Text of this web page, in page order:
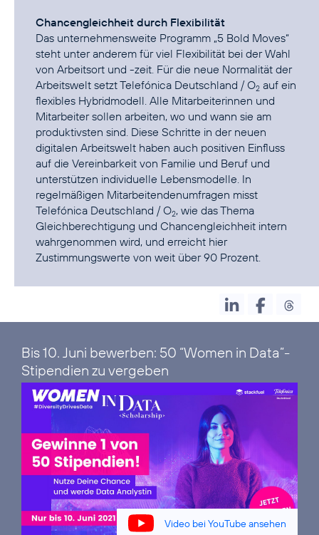
Chancengleichheit durch Flexibilität
Das unternehmensweite Programm „5 Bold Moves“
steht unter anderem für viel Flexibilität bei der Wahl
von Arbeitsort und -zeit. Für die neue Normalität der
Arbeitswelt setzt Telefónica Deutschland / O2 auf ein
flexibles Hybridmodell. Alle Mitarbeiterinnen und
Mitarbeiter sollen arbeiten, wo und wann sie am
produktivsten sind. Diese Schritte in der neuen
digitalen Arbeitswelt haben auch positiven Einfluss
auf die Vereinbarkeit von Familie und Beruf und
unterstützen individuelle Lebensmodelle. In
regelmäßigen Mitarbeitendenumfragen misst
Telefónica Deutschland / O2, wie das Thema
Gleichberechtigung und Chancengleichheit intern
wahrgenommen wird, und erreicht hier
Bis 10. Juni bewerben: 50 “Women in Data”-
Stipendien zu vergeben
Video bei YouTube ansehen